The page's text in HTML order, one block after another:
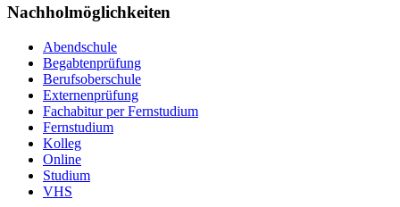
Nachholmöglichkeiten
Abendschule
Begabtenprüfung
Berufsoberschule
Externenprüfung
Fachabitur per Fernstudium
Fernstudium
Kolleg
Online
Studium
VHS